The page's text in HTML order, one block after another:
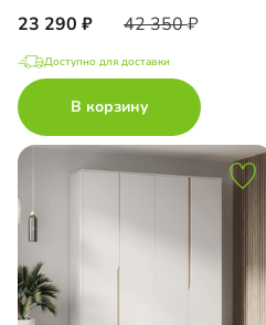
23 290 42 350
Доступно для доставки
В корзину